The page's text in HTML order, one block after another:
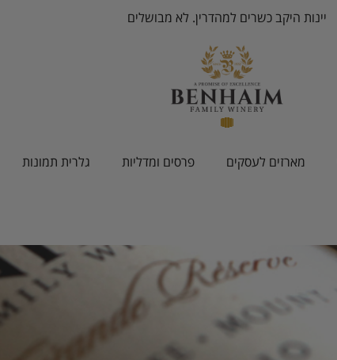
יינות היקב כשרים למהדרין. לא מבושלים
מארזים לעסקים פרסים ומדליות גלרית תמונות